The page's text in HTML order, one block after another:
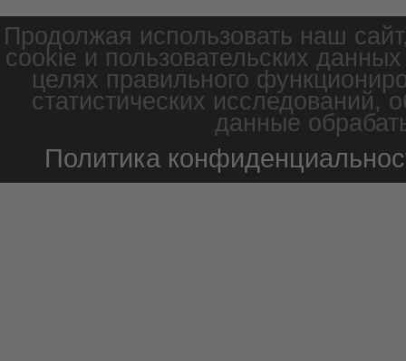
Продолжая использовать наш
cookie и пользовательских
целях правильного
статистических
данные
Политика